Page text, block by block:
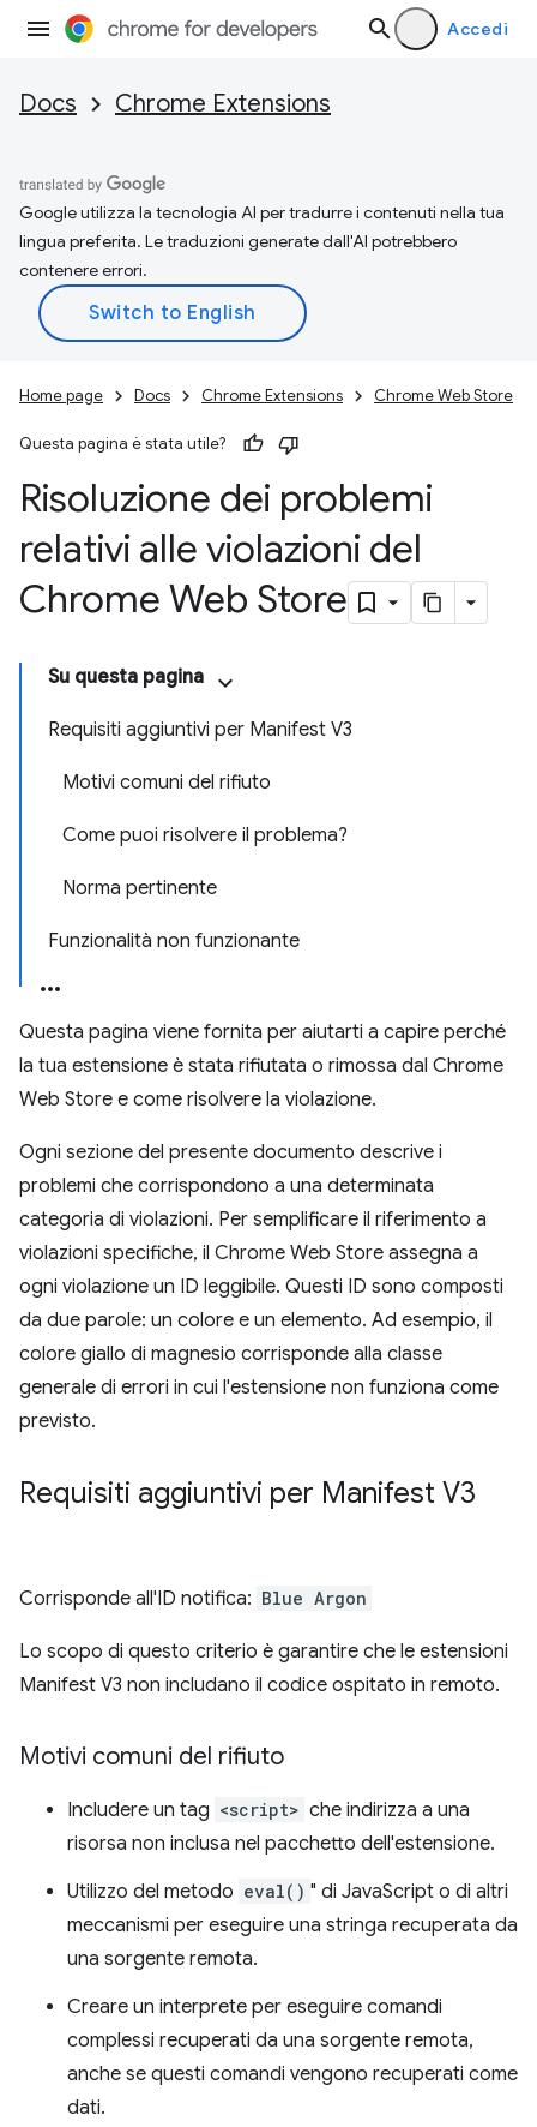
Accedi
Docs Chrome Extensions
Google utilizza la tecnologia AI per tradurre i contenuti nella tua
lingua preferita. Le traduzioni generate dall'AI potrebbero
contenere errori.
Home page Docs Chrome Extensions Chrome Web Store
Questa pagina è stata utile?
Risoluzione dei problemi
relativi alle violazioni del
Chrome Web Store
Su questa pagina
Requisiti aggiuntivi per Manifest V3
Motivi comuni del rifiuto
Come puoi risolvere il problema?
Norma pertinente
Funzionalità non funzionante
Questa pagina viene fornita per aiutarti a capire perché
la tua estensione è stata rifiutata o rimossa dal Chrome
Web Store e come risolvere la violazione.
Ogni sezione del presente documento descrive i
problemi che corrispondono a una determinata
categoria di violazioni. Per semplificare il riferimento a
violazioni specifiche, il Chrome Web Store assegna a
ogni violazione un ID leggibile. Questi ID sono composti
da due parole: un colore e un elemento. Ad esempio, il
colore giallo di magnesio corrisponde alla classe
generale di errori in cui l'estensione non funziona come
previsto.
Requisiti aggiuntivi per Manifest V3
Corrisponde all'ID notifica: Blue Argon
Lo scopo di questo criterio è garantire che le estensioni
Manifest V3 non includano il codice ospitato in remoto.
Motivi comuni del rifiuto
Includere un tag <script> che indirizza a una
risorsa non inclusa nel pacchetto dell'estensione.
Utilizzo del metodo eval() " di JavaScript o di altri
meccanismi per eseguire una stringa recuperata da
una sorgente remota.
Creare un interprete per eseguire comandi
complessi recuperati da una sorgente remota,
anche se questi comandi vengono recuperati come
dati.